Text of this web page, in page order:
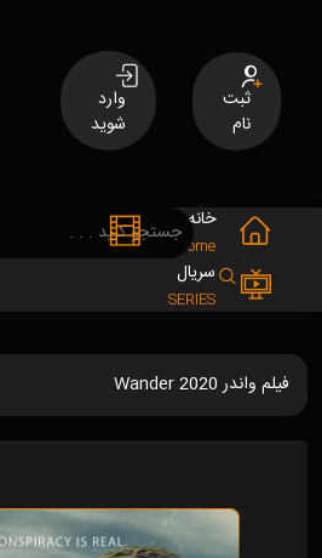
ثبت
نام
وارد
شوید
خانه
Home
سریال
SERIES
فیلم واندر Wander 2020